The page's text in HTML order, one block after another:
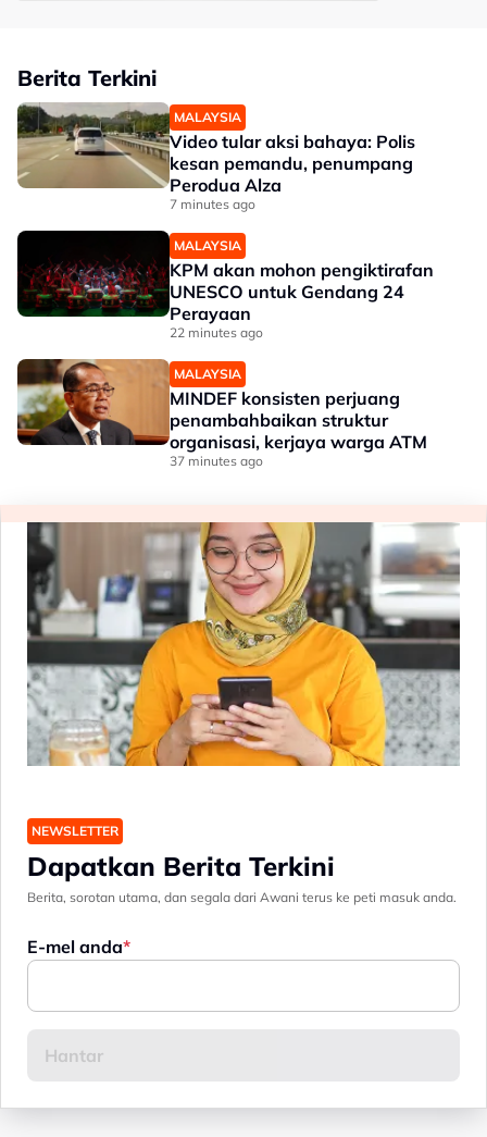
Berita Terkini
MALAYSIA
Video tular aksi bahaya: Polis
kesan pemandu, penumpang
Perodua Alza
7 minutes ago
MALAYSIA
KPM akan mohon pengiktirafan
UNESCO untuk Gendang 24
Perayaan
22 minutes ago
MALAYSIA
MINDEF konsisten perjuang
penambahbaikan struktur
organisasi, kerjaya warga ATM
37 minutes ago
NEWSLETTER
Dapatkan Berita Terkini
Berita, sorotan utama, dan segala dari Awani terus ke peti masuk anda.
E-mel anda